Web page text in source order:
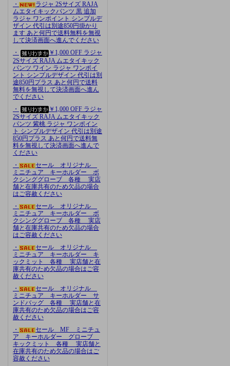
・
ラジャ 2Sサイズ RAJA
ムエタイキックパンツ 黒 追加
ラジャ ワンポイント シンプルデ
ザイン 代引は別途850円掛かり
ます あと何円で送料無料を無視
して決済画面へ進んでください
・
￥1,000 OFF ラジャ
2Sサイズ RAJA ムエタイキック
パンツ ワイン ラジャ ワンポイ
ント シンプルデザイン 代引は別
途850円プラス あと何円で送料
無料を無視して決済画面へ進ん
でください
・
￥1,000 OFF ラジャ
2Sサイズ RAJA ムエタイキック
パンツ 紫桃 ラジャ ワンポイン
ト シンプルデザイン 代引は別途
850円プラス あと何円で送料無
料を無視して決済画面へ進んで
ください
・
セール オリジナル
ミニチュア キーホルダー ボ
クシンググローブ 各種 実店
舗と在庫共有のため欠品の場合
はご容赦ください
・
セール オリジナル
ミニチュア キーホルダー ボ
クシンググローブ 各種 実店
舗と在庫共有のため欠品の場合
はご容赦ください
・
セール オリジナル
ミニチュア キーホルダー キ
ックミット 各種 実店舗と在
庫共有のため欠品の場合はご容
赦ください
・
セール オリジナル
ミニチュア キーホルダー サ
ンドバッグ 各種 実店舗と在
庫共有のため欠品の場合はご容
赦ください
・
セール MF ミニチュ
ア キーホルダー グローブ
キックミット 各種 実店舗と
在庫共有のため欠品の場合はご
容赦ください